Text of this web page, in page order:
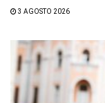
3 AGOSTO 2026